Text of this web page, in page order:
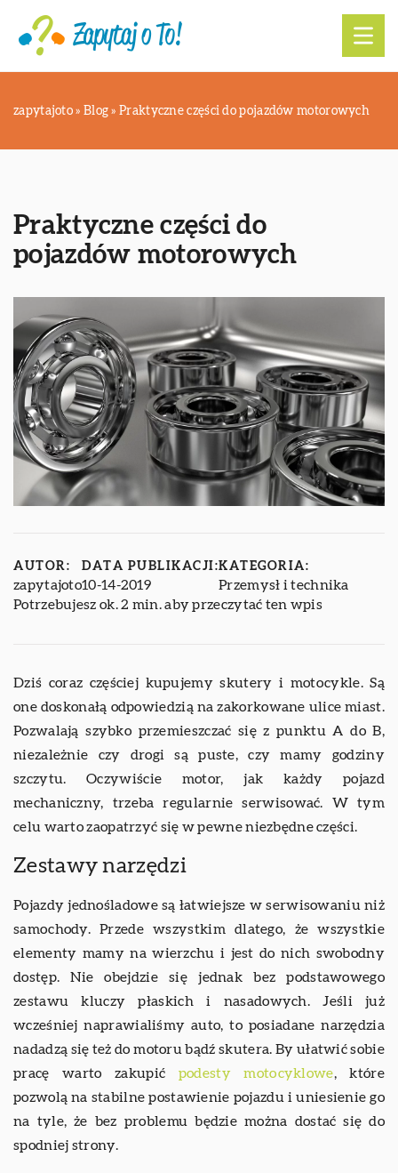
zapytajoto » Blog »Praktyczne części do pojazdów motorowych
Praktyczne części do
pojazdów motorowych
AUTOR:
zapytajoto
DATA PUBLIKACJI:
10-14-2019
KATEGORIA:
Przemysł i technika
Potrzebujesz ok. 2 min. aby przeczytać ten wpis
Dziś coraz częściej kupujemy skutery i motocykle. Są
one doskonałą odpowiedzią na zakorkowane ulice miast.
Pozwalają szybko przemieszczać się z punktu A do B,
niezależnie czy drogi są puste, czy mamy godziny
szczytu. Oczywiście motor, jak każdy pojazd
mechaniczny, trzeba regularnie serwisować. W tym
celu warto zaopatrzyć się w pewne niezbędne części.
Zestawy narzędzi
Pojazdy jednośladowe są łatwiejsze w serwisowaniu niż
samochody. Przede wszystkim dlatego, że wszystkie
elementy mamy na wierzchu i jest do nich swobodny
dostęp. Nie obejdzie się jednak bez podstawowego
zestawu kluczy płaskich i nasadowych. Jeśli już
wcześniej naprawialiśmy auto, to posiadane narzędzia
nadadzą się też do motoru bądź skutera. By ułatwić sobie
pracę warto zakupić podesty motocyklowe, które
pozwolą na stabilne postawienie pojazdu i uniesienie go
na tyle, że bez problemu będzie można dostać się do
spodniej strony.